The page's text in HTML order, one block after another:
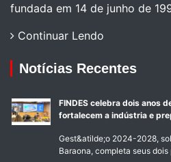
fundada em 14 de junho de
Continuar Lendo
Notícias Recentes
FINDES celebra dois anos
fortalecem a indústria e
Gest&atilde;o 2024-2028,
Baraona, completa seus dois